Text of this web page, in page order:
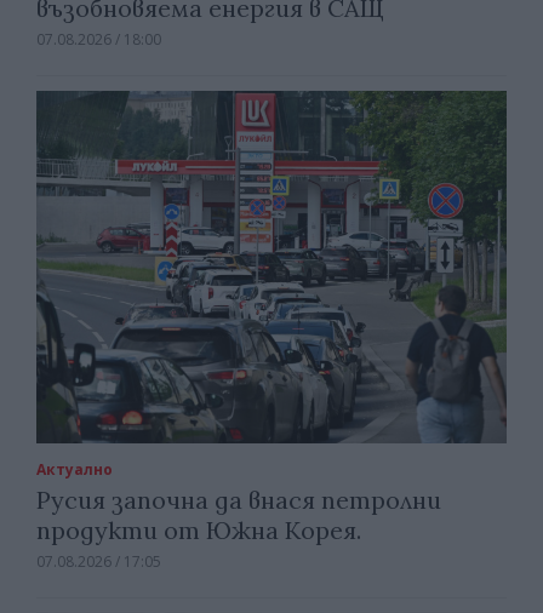
възобновяема енергия в САЩ
07.08.2026 / 18:00
Актуално
Русия започна да внася петролни
продукти от Южна Корея.
07.08.2026 / 17:05